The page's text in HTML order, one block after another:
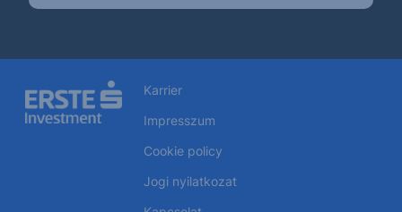
Karrier
Impresszum
Cookie policy
Jogi nyilatkozat